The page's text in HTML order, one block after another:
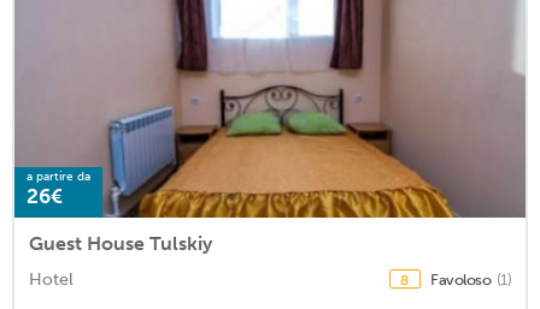
a partire da
26€
Guest House Tulskiy
Hotel 8 Favoloso (1)